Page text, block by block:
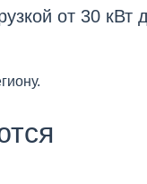
от 30 кВт